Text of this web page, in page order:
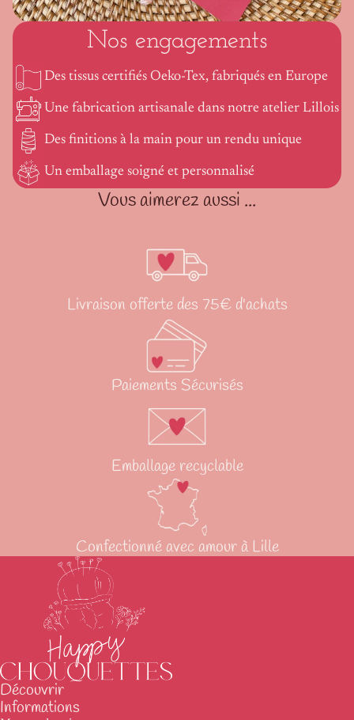
Nos engagements
Des tissus certifiés Oeko-Tex, fabriqués en Europe
Une fabrication artisanale dans notre atelier Lillois
Des finitions à la main pour un rendu unique
Un emballage soigné et personnalisé
Vous aimerez aussi ...
Livraison offerte des 75€ d'achats
Paiements Sécurisés
Emballage recyclable
Confectionné avec amour à Lille
Découvrir
Informations